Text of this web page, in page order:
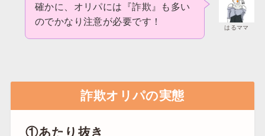
はるママ
確かに、オリパには『詐欺』も多い
のでかなり注意が必要です！
詐欺オリパの実態
①あたり抜き